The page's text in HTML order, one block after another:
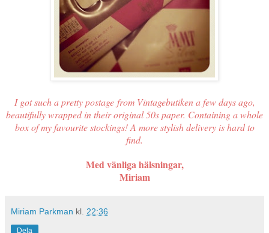
I got such a pretty postage from Vintagebutiken a few days ago,
beautifully wrapped in their original 50s paper. Containing a whole
box of my favourite stockings! A more stylish delivery is hard to
find.
Med vänliga hälsningar,
Miriam
Miriam Parkman kl. 22:36
Dela